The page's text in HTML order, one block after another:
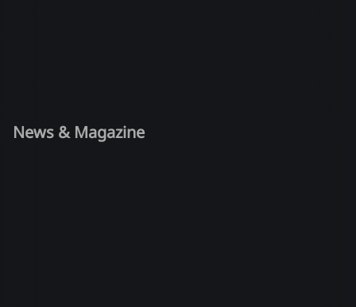
News & Magazine